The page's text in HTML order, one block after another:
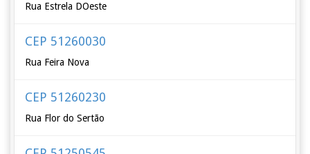
Rua Estrela DOeste
CEP 51260030
Rua Feira Nova
CEP 51260230
Rua Flor do Sertão